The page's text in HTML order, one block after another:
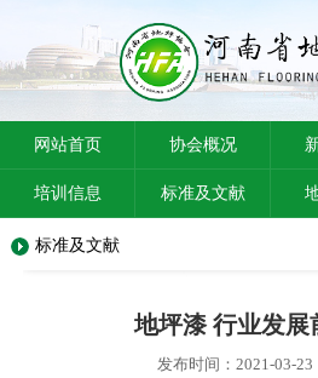
网站首页 协会概况
培训信息 标准及文献
标准及文献
地坪漆 行业发展
发布时间：2021-03-23